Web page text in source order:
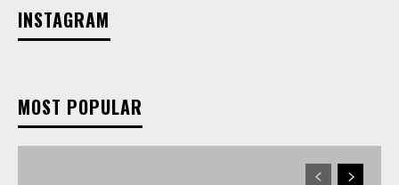
INSTAGRAM
MOST POPULAR